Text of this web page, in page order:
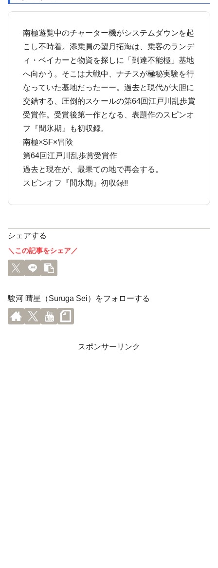
南極遊覧中のチャーター機がシステムダウンを起
こし不時着。添乗員の望月拓海は、乗客のランデ
ィ・ベイカーと物資を探しに「到達不能極」基地
へ向かう。そこは大戦中、ナチスが極秘実験を行
なっていた基地だったーー。過去と現代が大胆に
交錯する、圧倒的スケールの第64回江戸川乱歩賞
受賞作。受賞後第一作となる、表題作のスピンオ
フ『間氷期』も初収録。
南極×SF×冒険
第64回江戸川乱歩賞受賞作
過去と現在が、最果ての地で再会する。
スピンオフ『間氷期』初収録!!
シェアする
＼この記事をシェア／
駿河 晴星（Suruga Sei）をフォローする
スポンサーリンク